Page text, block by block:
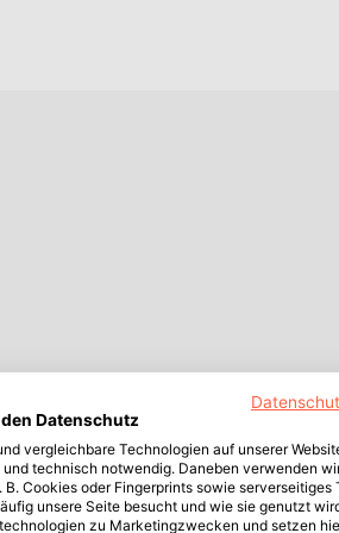
Datenschutz
vergleichbare Technologien auf unserer
technisch notwendig. Daneben verwenden
Cookies oder Fingerprints sowie serverseitiges
unsere Seite besucht und wie sie genutzt
zu Marketingzwecken und setzen